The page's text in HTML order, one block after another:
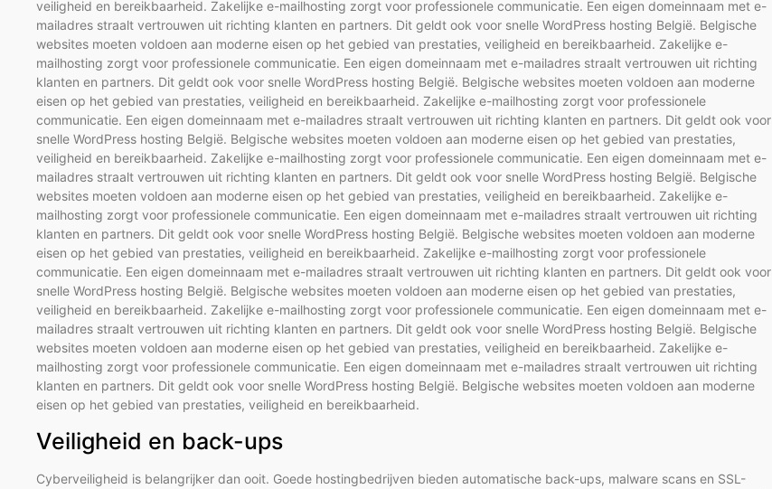
veiligheid en bereikbaarheid. Zakelijke e-mailhosting zorgt voor professionele communicatie. Een eigen domeinnaam met e-
mailadres straalt vertrouwen uit richting klanten en partners. Dit geldt ook voor snelle WordPress hosting België. Belgische
websites moeten voldoen aan moderne eisen op het gebied van prestaties, veiligheid en bereikbaarheid. Zakelijke e-
mailhosting zorgt voor professionele communicatie. Een eigen domeinnaam met e-mailadres straalt vertrouwen uit richting
klanten en partners. Dit geldt ook voor snelle WordPress hosting België. Belgische websites moeten voldoen aan moderne
eisen op het gebied van prestaties, veiligheid en bereikbaarheid. Zakelijke e-mailhosting zorgt voor professionele
communicatie. Een eigen domeinnaam met e-mailadres straalt vertrouwen uit richting klanten en partners. Dit geldt ook voor
snelle WordPress hosting België. Belgische websites moeten voldoen aan moderne eisen op het gebied van prestaties,
veiligheid en bereikbaarheid. Zakelijke e-mailhosting zorgt voor professionele communicatie. Een eigen domeinnaam met e-
mailadres straalt vertrouwen uit richting klanten en partners. Dit geldt ook voor snelle WordPress hosting België. Belgische
websites moeten voldoen aan moderne eisen op het gebied van prestaties, veiligheid en bereikbaarheid. Zakelijke e-
mailhosting zorgt voor professionele communicatie. Een eigen domeinnaam met e-mailadres straalt vertrouwen uit richting
klanten en partners. Dit geldt ook voor snelle WordPress hosting België. Belgische websites moeten voldoen aan moderne
eisen op het gebied van prestaties, veiligheid en bereikbaarheid. Zakelijke e-mailhosting zorgt voor professionele
communicatie. Een eigen domeinnaam met e-mailadres straalt vertrouwen uit richting klanten en partners. Dit geldt ook voor
snelle WordPress hosting België. Belgische websites moeten voldoen aan moderne eisen op het gebied van prestaties,
veiligheid en bereikbaarheid. Zakelijke e-mailhosting zorgt voor professionele communicatie. Een eigen domeinnaam met e-
mailadres straalt vertrouwen uit richting klanten en partners. Dit geldt ook voor snelle WordPress hosting België. Belgische
websites moeten voldoen aan moderne eisen op het gebied van prestaties, veiligheid en bereikbaarheid. Zakelijke e-
mailhosting zorgt voor professionele communicatie. Een eigen domeinnaam met e-mailadres straalt vertrouwen uit richting
klanten en partners. Dit geldt ook voor snelle WordPress hosting België. Belgische websites moeten voldoen aan moderne
eisen op het gebied van prestaties, veiligheid en bereikbaarheid.
Veiligheid en back-ups
Cyberveiligheid is belangrijker dan ooit. Goede hostingbedrijven bieden automatische back-ups, malware scans en SSL-